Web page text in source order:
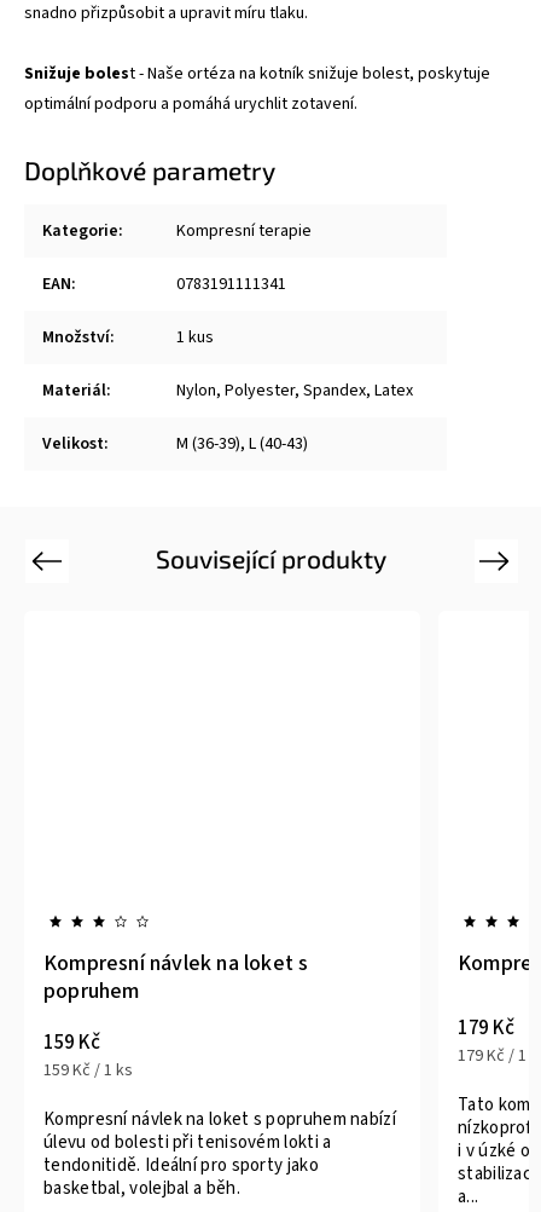
snadno přizpůsobit a upravit míru tlaku.
Snižuje bolest - Naše ortéza na kotník snižuje bolest, poskytuje
optimální podporu a pomáhá urychlit zotavení.
Doplňkové parametry
Kategorie: Kompresní terapie
EAN: 0783191111341
Množství: 1 kus
Materiál: Nylon, Polyester, Spandex, Latex
Velikost: M (36-39), L (40-43)
Související produkty
Previous
Kompresní návlek na loket s
popruhem
159 Kč
159 Kč / 1 ks
Kompresní návlek na loket s popruhem nabízí
úlevu od bolesti při tenisovém lokti a
tendonitidě. Ideální pro sporty jako
basketbal, volejbal a běh.
179 Kč
179 Kč / 1
Tato
i v úzké
a...
Next